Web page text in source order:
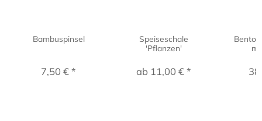
Bambuspinsel
7,50 € *
Speiseschale
'Pflanzen'
ab 11,00 € *